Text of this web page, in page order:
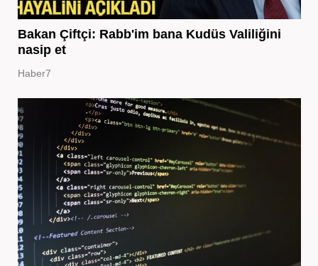
Bakan Çiftçi: Rabb'im bana Kudüs Valiliğini
nasip et
Haber7